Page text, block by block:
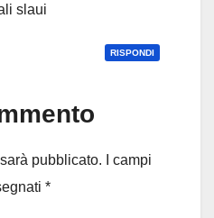
slaui
RISPONDI
pubblicato.
I campi
*